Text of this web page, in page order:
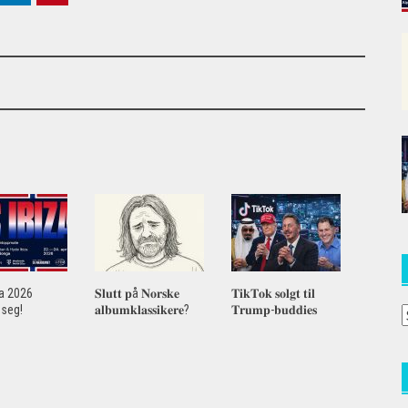
2026
𝐒𝐥𝐮𝐭𝐭 𝐩å 𝐍𝐨𝐫𝐬𝐤𝐞
𝐚𝐥𝐛𝐮𝐦𝐤𝐥𝐚𝐬𝐬𝐢𝐤𝐞𝐫𝐞?
𝐓𝐢𝐤𝐓𝐨𝐤 𝐬𝐨𝐥𝐠𝐭 𝐭𝐢𝐥
𝐓𝐫𝐮𝐦𝐩-𝐛𝐮𝐝𝐝𝐢𝐞𝐬